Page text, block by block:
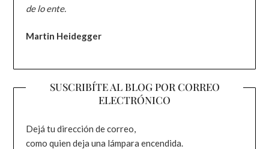
de lo ente.
Martin Heidegger
SUSCRIBÍTE AL BLOG POR CORREO
ELECTRÓNICO
Dejá tu dirección de correo,
como quien deja una lámpara encendida.